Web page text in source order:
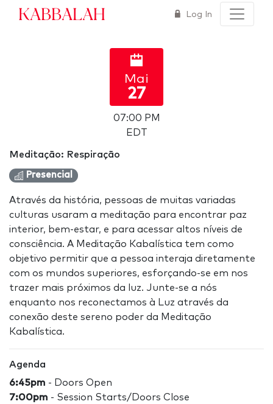
Kabbalah Log In
Mai
27
07:00 PM
EDT
Meditação: Respiração
Presencial
Através da história, pessoas de muitas variadas
culturas usaram a meditação para encontrar paz
interior, bem-estar, e para acessar altos níveis de
consciência. A Meditação Kabalística tem como
objetivo permitir que a pessoa interaja diretamente
com os mundos superiores, esforçando-se em nos
trazer mais próximos da luz. Junte-se a nós
enquanto nos reconectamos à Luz através da
conexão deste sereno poder da Meditação
Kabalística.
Agenda
6:45pm - Doors Open
7:00pm - Session Starts/Doors Close